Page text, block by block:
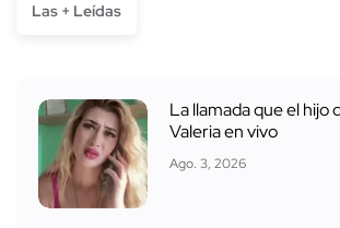
Las + Leídas
La llamada que el hijo
Valeria en vivo
Ago. 3, 2026